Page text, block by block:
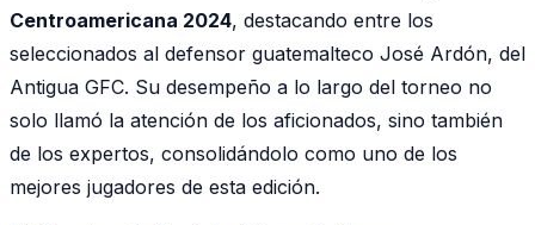
Centroamericana 2024, destacando entre los
seleccionados al defensor guatemalteco José Ardón, del
Antigua GFC. Su desempeño a lo largo del torneo no
solo llamó la atención de los aficionados, sino también
de los expertos, consolidándolo como uno de los
mejores jugadores de esta edición.